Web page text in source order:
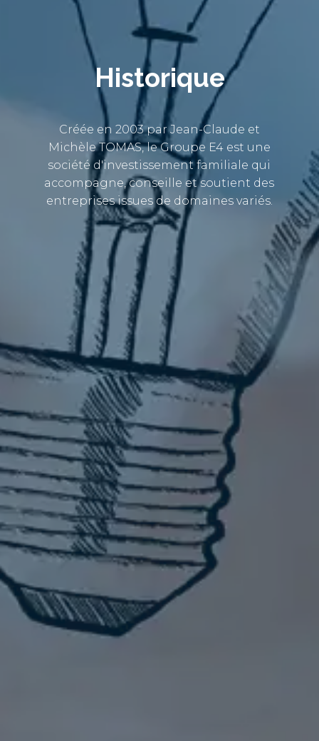
Historique
Créée en 2003 par Jean-Claude et
Michèle TOMAS, le Groupe E4 est une
société d'investissement familiale qui
accompagne, conseille et soutient des
entreprises issues de domaines variés.